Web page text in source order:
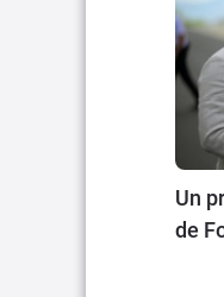
Un
de